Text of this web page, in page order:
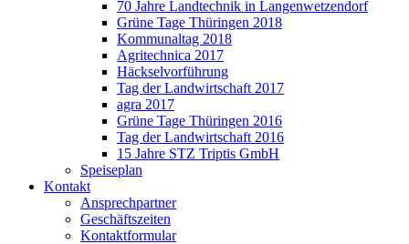
70 Jahre Landtechnik in Langenwetzendorf
Grüne Tage Thüringen 2018
Kommunaltag 2018
Agritechnica 2017
Häckselvorführung
Tag der Landwirtschaft 2017
agra 2017
Grüne Tage Thüringen 2016
Tag der Landwirtschaft 2016
15 Jahre STZ Triptis GmbH
Speiseplan
Kontakt
Ansprechpartner
Geschäftszeiten
Kontaktformular